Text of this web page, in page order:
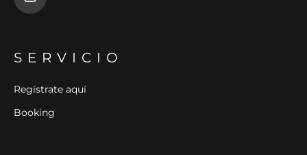
SERVICIO
Regístrate aquí
Booking